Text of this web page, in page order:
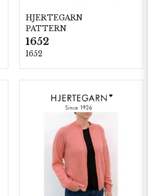
HJERTEGARN
PATTERN
1652
1652